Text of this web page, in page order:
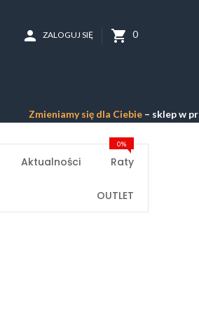
shopping_cart 0
person ZALOGUJ SIĘ
Zmieniamy się dla Ciebie– sklep w
Aktualności Raty
0%
OUTLET